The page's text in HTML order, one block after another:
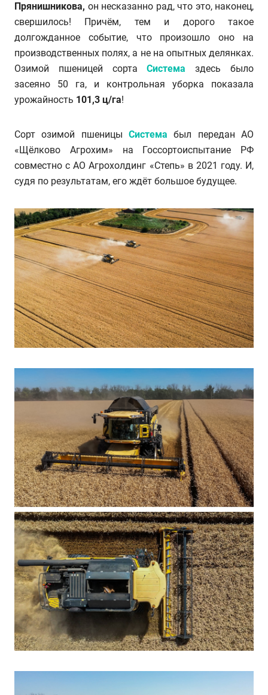
Прянишникова, он несказанно рад, что это, наконец,
свершилось! Причём, тем и дорого такое
долгожданное событие, что произошло оно на
производственных полях, а не на опытных делянках.
Озимой пшеницей сортаСистема здесь было
засеяно 50 га, и контрольная уборка показала
урожайность 101,3 ц/га!
Сорт озимой пшеницы Система был передан АО
«Щёлково Агрохим» на Госсортоиспытание РФ
совместно с АО Агрохолдинг «Степь» в 2021 году. И,
судя по результатам, его ждёт большое будущее.